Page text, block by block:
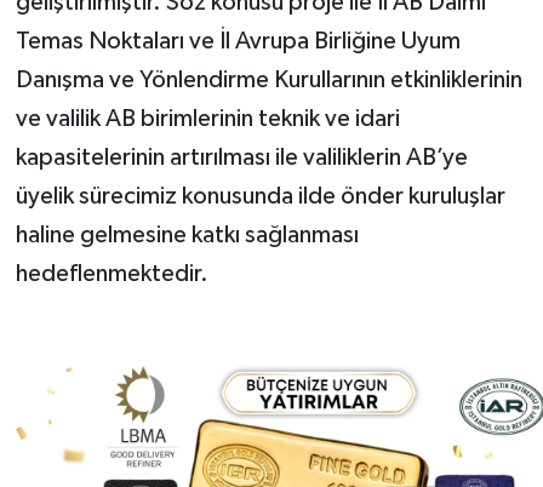
Temas Noktaları ve İl Avrupa Birliğine Uyum
Danışma ve Yönlendirme Kurullarının etkinliklerinin
ve valilik AB birimlerinin teknik ve idari
kapasitelerinin artırılması ile valiliklerin AB’ye
üyelik sürecimiz konusunda ilde önder kuruluşlar
haline gelmesine katkı sağlanması
hedeflenmektedir.